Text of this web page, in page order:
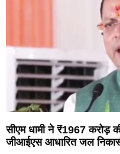
सीएम धामी ने ₹1967 करोड़
जीआईएस आधारित जल